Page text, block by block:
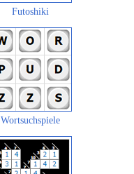
Futoshiki
Wortsuchspiele